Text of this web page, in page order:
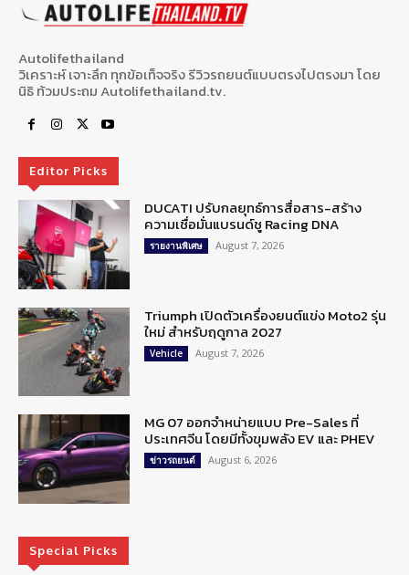
Autolifethailand
วิเคราะห์ เจาะลึก ทุกข้อเท็จจริง รีวิวรถยนต์แบบตรงไปตรงมา โดย
นิธิ ท้วมประถม Autolifethailand.tv.
Editor Picks
DUCATI ปรับกลยุทธ์การสื่อสาร-สร้าง
ความเชื่อมั่นแบรนด์ชู Racing DNA
รายงานพิเศษ August 7, 2026
Triumph เปิดตัวเครื่องยนต์แข่ง Moto2 รุ่น
ใหม่ สำหรับฤดูกาล 2027
Vehicle August 7, 2026
MG 07 ออกจำหน่ายแบบ Pre-Sales ที่
ประเทศจีน โดยมีทั้งขุมพลัง EV และ PHEV
ข่าวรถยนต์ August 6, 2026
Special Picks